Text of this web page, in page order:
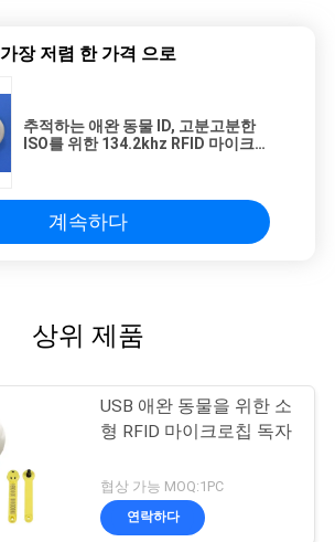
가장 저렴 한 가격 으로
추적하는 애완 동물 ID, 고분고분한
ISO를 위한 134.2khz RFID 마이크로
계속하다
상위 제품
USB 애완 동물을 위한 소
형 RFID 마이크로칩 독자
협상 가능 MOQ:1PC
연락하다